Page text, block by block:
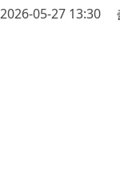
2026-05-27 13:30